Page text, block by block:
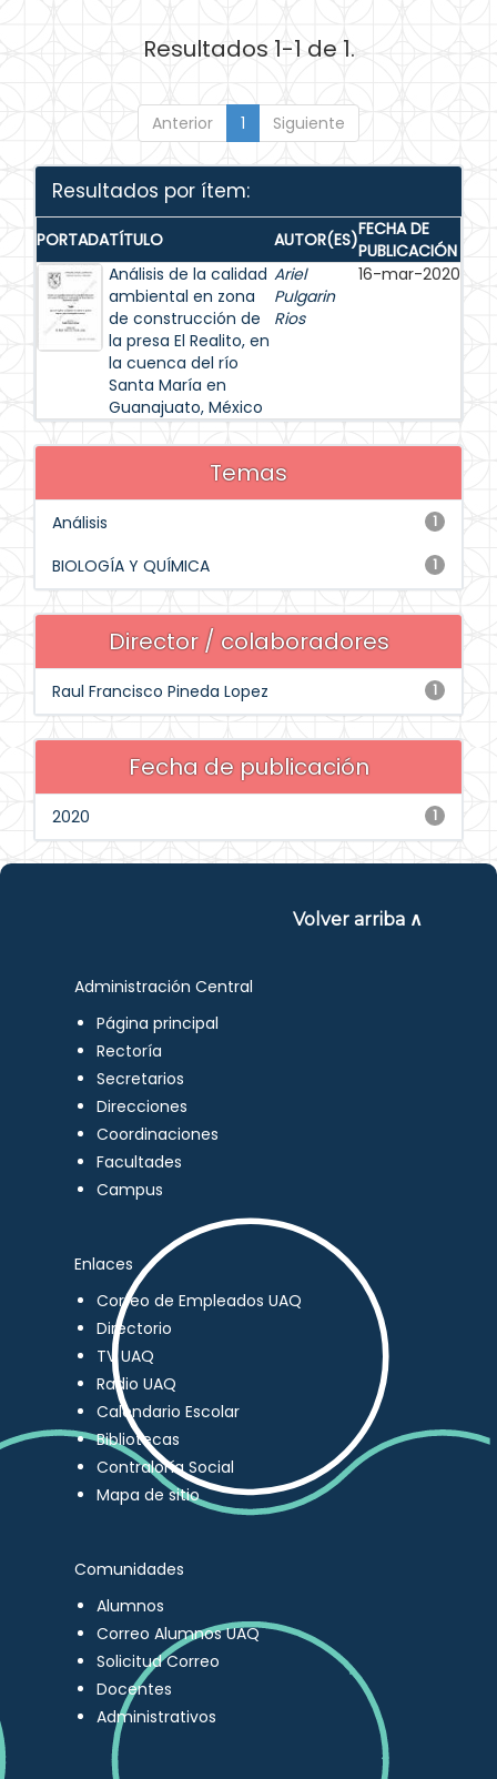
Resultados 1-1 de 1.
Anterior 1 Siguiente
Resultados por ítem:
PORTADATÍTULO AUTOR(ES)FECHA DE
PUBLICACIÓN
Análisis de la calidad
ambiental en zona
de construcción de
la presa El Realito, en
la cuenca del río
Santa María en
Guanajuato, México
Ariel
Pulgarin
Rios
16-mar-2020
Temas
1
Análisis
1
BIOLOGÍA Y QUÍMICA
Director / colaboradores
1
Raul Francisco Pineda Lopez
Fecha de publicación
1
2020
Volver arriba ∧
Administración Central
Página principal
Rectoría
Secretarios
Direcciones
Coordinaciones
Facultades
Campus
Enlaces
Correo de Empleados UAQ
Directorio
TV UAQ
Radio UAQ
Calendario Escolar
Bibliotecas
Contraloría Social
Mapa de sitio
Comunidades
Alumnos
Correo Alumnos UAQ
Solicitud Correo
Docentes
Administrativos